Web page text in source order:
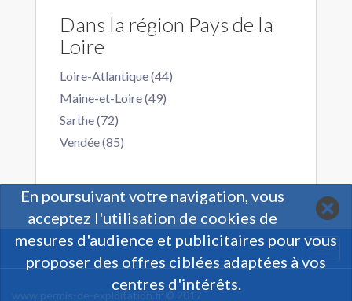
Dans la région Pays de la
Loire
Loire-Atlantique (44)
Maine-et-Loire (49)
Sarthe (72)
Vendée (85)
www.permis-de-exploitation.fr © 2017
En poursuivant votre navigation, vous
acceptez l'utilisation de cookies de
mesures d'audience et publicitaires pour vous
proposer des offres ciblées adaptées à vos
centres d'intérêts.